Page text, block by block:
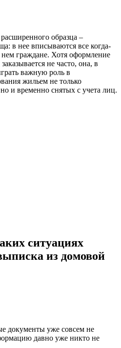
образца –
в нее вписываются все когда-
граждане. Хотя оформление
не часто, она, в
важную роль в
жильем не только
и временно снятых с учета лиц.
ситуациях
из домовой
документы уже совсем не
давно уже никто не